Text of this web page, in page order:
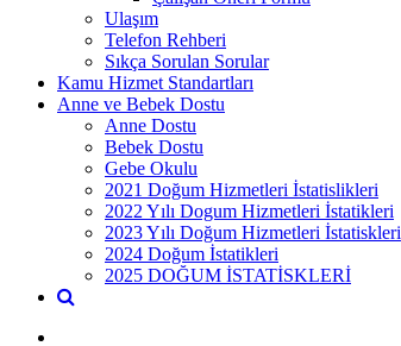
Ulaşım
Telefon Rehberi
Sıkça Sorulan Sorular
Kamu Hizmet Standartları
Anne ve Bebek Dostu
Anne Dostu
Bebek Dostu
Gebe Okulu
2021 Doğum Hizmetleri İstatislikleri
2022 Yılı Dogum Hizmetleri İstatikleri
2023 Yılı Doğum Hizmetleri İstatiskleri
2024 Doğum İstatikleri
2025 DOĞUM İSTATİSKLERİ